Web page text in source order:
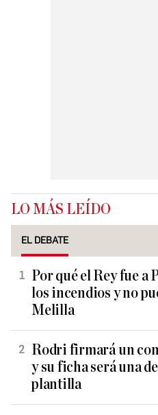
LO MÁS LEÍDO
EL DEBATE
Por qué el Rey fue a
los incendios y no
Melilla
Rodri firmará un
y su ficha será una
plantilla